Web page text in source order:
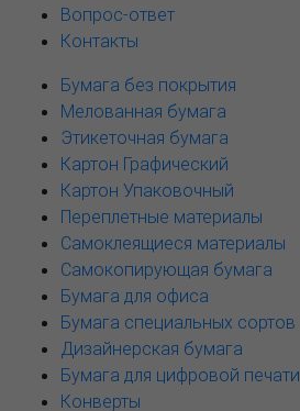
Вопрос-ответ
Контакты
Бумага без покрытия
Мелованная бумага
Этикеточная бумага
Картон Графический
Картон Упаковочный
Переплетные материалы
Самоклеящиеся материалы
Самокопирующая бумага
Бумага для офиса
Бумага специальных сортов
Дизайнерская бумага
Бумага для цифровой печати
Конверты